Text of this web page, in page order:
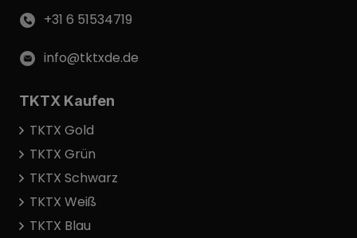
+31 6 51534719
info@tktxde.de
TKTX Kaufen
TKTX Gold
TKTX Grün
TKTX Schwarz
TKTX Weiß
TKTX Blau